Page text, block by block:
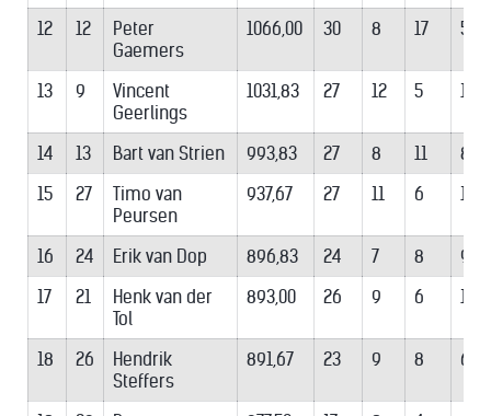
12 12
Peter
Gaemers
1066,00 30 8 17 5
13 9
Vincent
Geerlings
1031,83 27 12 5 10
14 13 Bart van Strien 993,83 27 8 11
8
15
27
Timo van
Peursen
937,67 27 11 6 10
16 24 Erik van Dop 896,83 24 7 8
9
17
21
Henk van der
Tol
893,00 26 9 6 11
18 26
Hendrik
Steffers
891,67 23 9 8 6